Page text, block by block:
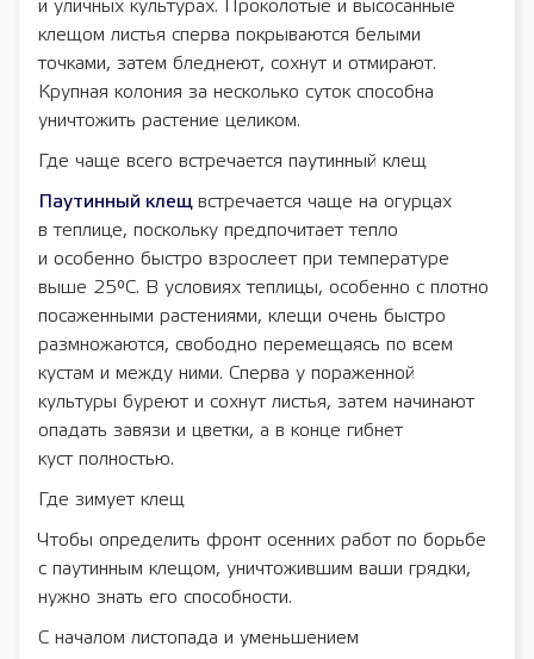
и уличных культурах. Проколотые и высосанные
клещом листья сперва покрываются белыми
точками, затем бледнеют, сохнут и отмирают.
Крупная колония за несколько суток способна
уничтожить растение целиком.
Где чаще всего встречается паутинный клещ
Паутинный клещ встречается чаще на огурцах
в теплице, поскольку предпочитает тепло
и особенно быстро взрослеет при температуре
выше 25°С. В условиях теплицы, особенно с плотно
посаженными растениями, клещи очень быстро
размножаются, свободно перемещаясь по всем
кустам и между ними. Сперва у пораженной
культуры буреют и сохнут листья, затем начинают
опадать завязи и цветки, а в конце гибнет
куст полностью.
Где зимует клещ
Чтобы определить фронт осенних работ по борьбе
с паутинным клещом, уничтожившим ваши грядки,
нужно знать его способности.
С началом листопада и уменьшением